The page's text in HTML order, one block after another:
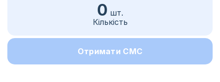
0 шт.
Кількість
Отримати СМС